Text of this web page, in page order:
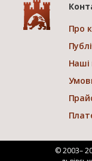
Про
Наші
© 2003–